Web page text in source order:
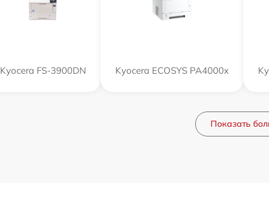
Kyocera FS-3900DN Kyocera ECOSYS PA4000x
Показать